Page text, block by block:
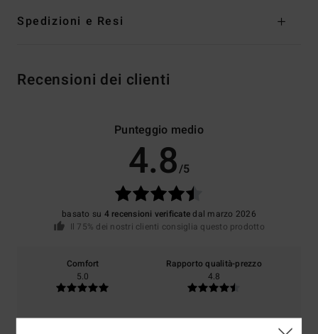
Spedizioni e Resi
Recensioni dei clienti
Punteggio medio
4.8/5
basato su 4 recensioni verificatedal marzo 2026
Il 75% dei nostri clienti consiglia questo prodotto
Comfort
5.0
Rapporto qualità-prezzo
4.8